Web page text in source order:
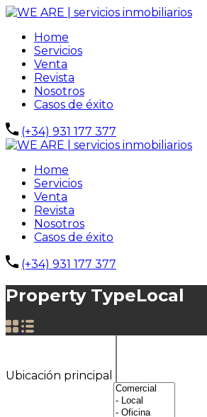
Home
Servicios
Venta
Revista
Nosotros
Casos de éxito
(+34) 931 177 377
Home
Servicios
Venta
Revista
Nosotros
Casos de éxito
(+34) 931 177 377
Property TypeLocal
Ubicación principal